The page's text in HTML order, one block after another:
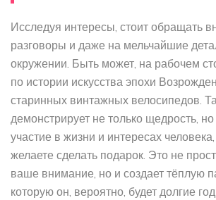
Исследуя интересы, стоит обращать
разговоры и даже на мельчайшие
окружении. Быть может, на рабочем
по истории искусства эпохи
старинных винтажных велосипедов.
демонстрирует не только щедрость,
участие в жизни и интересах
желаете сделать подарок. Это не
ваше внимание, но и создает тёплую
которую он, вероятно, будет долгие